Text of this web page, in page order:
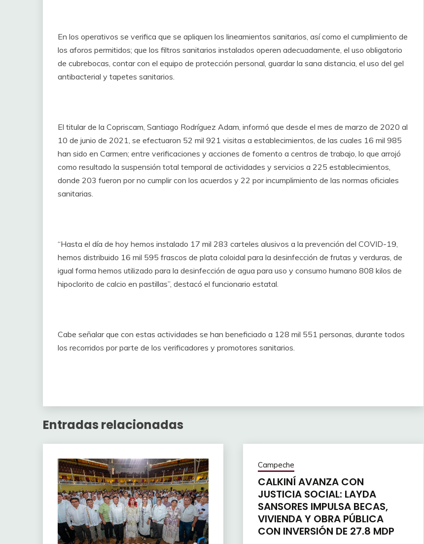
En los operativos se verifica que se apliquen los lineamientos sanitarios, así como el cumplimiento de
los aforos permitidos; que los filtros sanitarios instalados operen adecuadamente, el uso obligatorio
de cubrebocas, contar con el equipo de protección personal, guardar la sana distancia, el uso del gel
antibacterial y tapetes sanitarios.
El titular de la Copriscam, Santiago Rodríguez Adam, informó que desde el mes de marzo de 2020 al
10 de junio de 2021, se efectuaron 52 mil 921 visitas a establecimientos, de las cuales 16 mil 985
han sido en Carmen; entre verificaciones y acciones de fomento a centros de trabajo, lo que arrojó
como resultado la suspensión total temporal de actividades y servicios a 225 establecimientos,
donde 203 fueron por no cumplir con los acuerdos y 22 por incumplimiento de las normas oficiales
sanitarias.
“Hasta el día de hoy hemos instalado 17 mil 283 carteles alusivos a la prevención del COVID-19,
hemos distribuido 16 mil 595 frascos de plata coloidal para la desinfección de frutas y verduras, de
igual forma hemos utilizado para la desinfección de agua para uso y consumo humano 808 kilos de
hipoclorito de calcio en pastillas”, destacó el funcionario estatal.
Cabe señalar que con estas actividades se han beneficiado a 128 mil 551 personas, durante todos
los recorridos por parte de los verificadores y promotores sanitarios.
Entradas relacionadas
Campeche
CALKINÍ AVANZA CON
JUSTICIA SOCIAL: LAYDA
SANSORES IMPULSA BECAS,
VIVIENDA Y OBRA PÚBLICA
CON INVERSIÓN DE 27.8 MDP